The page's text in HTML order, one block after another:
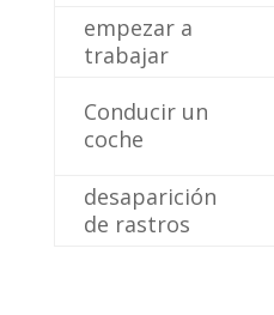
empezar a
trabajar
Conducir un
coche
desaparición
de rastros